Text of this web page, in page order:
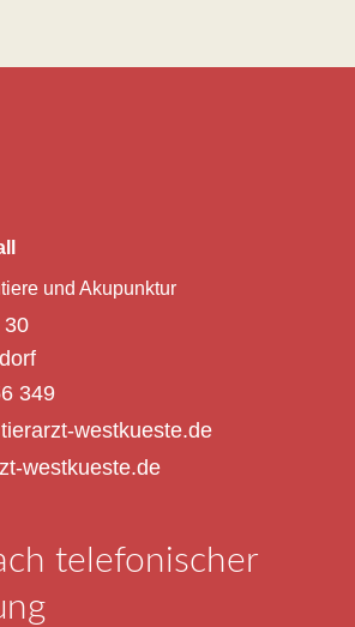
und Akupunktur
30
349
westkueste.de
westkueste.de
telefonischer